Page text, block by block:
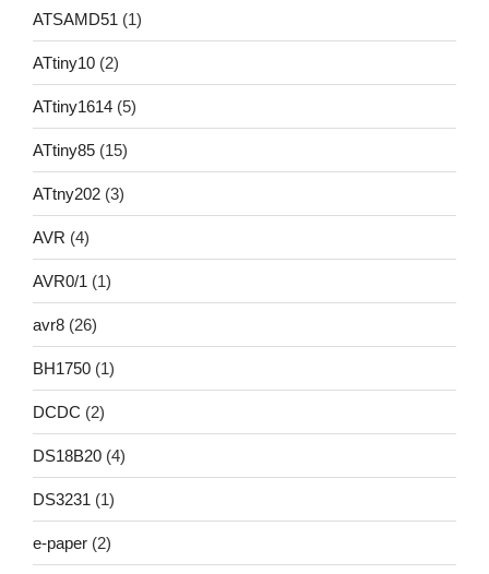
ATSAMD51 (1)
ATtiny10 (2)
ATtiny1614 (5)
ATtiny85 (15)
ATtny202 (3)
AVR (4)
AVR0/1 (1)
avr8 (26)
BH1750 (1)
DCDC (2)
DS18B20 (4)
DS3231 (1)
e-paper (2)